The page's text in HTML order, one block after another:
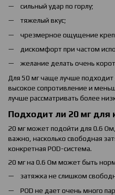
сильный удар по горлу;
тяжелый вкус;
чрезмерное ощущение
дискомфорт при частом
желание делать очень
Для 50 мг чаще лучше подходит
высокое сопротивление и
лучше рассматривать более
Подходит ли 20 мг
20 мг может подойти для 0.6
важно, насколько свободная
конкретная POD-система.
20 мг на 0.6 Ом может быть
затяжка не слишком
POD не дает очень много